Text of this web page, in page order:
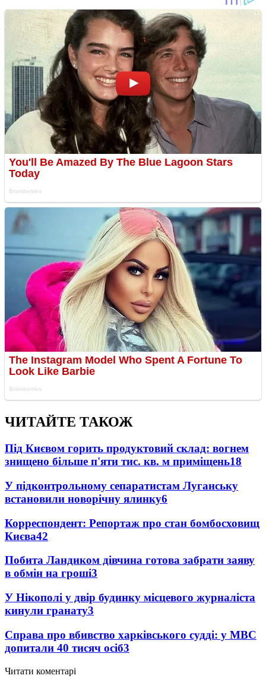
ЧИТАЙТЕ ТАКОЖ
Під Києвом горить продуктовий склад: вогнем
знищено більше п'яти тис. кв. м приміщень18
У підконтрольному сепаратистам Луганську
встановили новорічну ялинку6
Корреспондент: Репортаж про стан бомбосховищ
Києва42
Побита Ландиком дівчина готова забрати заяву
в обмін на гроші3
У Нікополі у двір будинку місцевого журналіста
кинули гранату3
Справа про вбивство харківського судді: у МВС
допитали 40 тисяч осіб3
Читати коментарі